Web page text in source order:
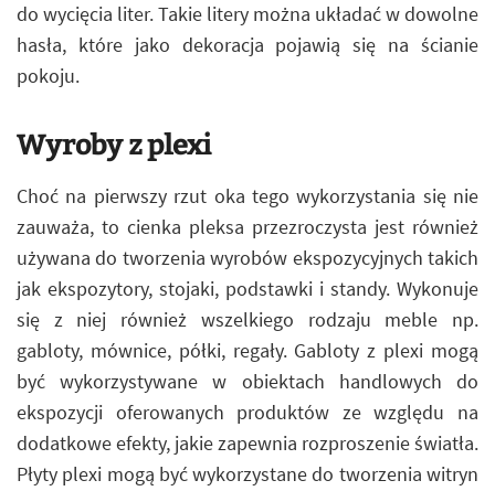
do wycięcia liter. Takie litery można układać w dowolne
hasła, które jako dekoracja pojawią się na ścianie
pokoju.
Wyroby z plexi
Choć na pierwszy rzut oka tego wykorzystania się nie
zauważa, to cienka pleksa przezroczysta jest również
używana do tworzenia wyrobów ekspozycyjnych takich
jak ekspozytory, stojaki, podstawki i standy. Wykonuje
się z niej również wszelkiego rodzaju meble np.
gabloty, mównice, półki, regały. Gabloty z plexi mogą
być wykorzystywane w obiektach handlowych do
ekspozycji oferowanych produktów ze względu na
dodatkowe efekty, jakie zapewnia rozproszenie światła.
Płyty plexi mogą być wykorzystane do tworzenia witryn